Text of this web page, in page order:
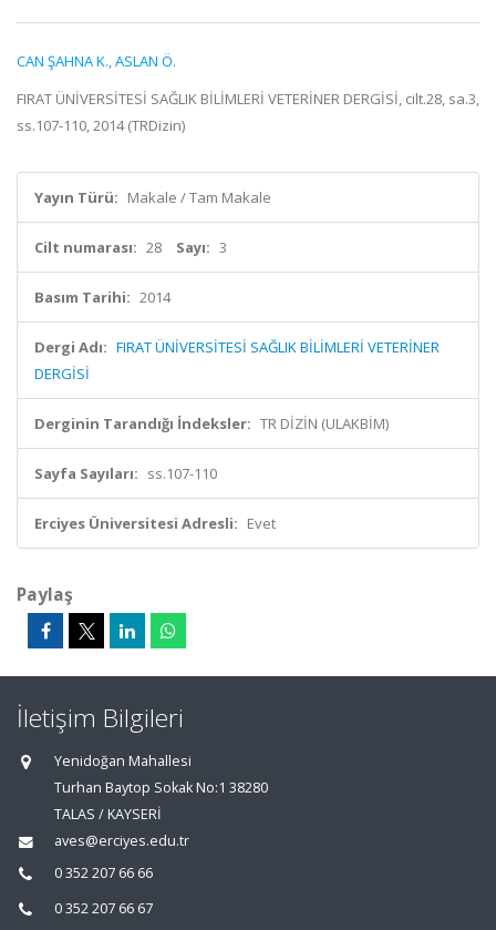
CAN ŞAHNA K.,ASLAN Ö.
FIRAT ÜNİVERSİTESİ SAĞLIK BİLİMLERİ VETERİNER DERGİSİ, cilt.28, sa.3,
ss.107-110, 2014 (TRDizin)
Yayın Türü: Makale / Tam Makale
Cilt numarası: 28 Sayı: 3
Basım Tarihi: 2014
Dergi Adı: FIRAT ÜNİVERSİTESİ SAĞLIK BİLİMLERİ VETERİNER
DERGİSİ
Derginin Tarandığı İndeksler: TR DİZİN (ULAKBİM)
Sayfa Sayıları: ss.107-110
Erciyes Üniversitesi Adresli: Evet
Paylaş
İletişim Bilgileri
Yenidoğan Mahallesi
Turhan Baytop Sokak No:1 38280
TALAS / KAYSERİ
aves@erciyes.edu.tr
0 352 207 66 66
0 352 207 66 67